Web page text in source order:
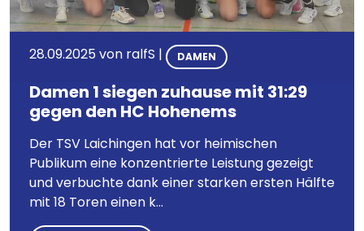
28.09.2025 von ralfS | DAMEN
Damen 1 siegen zuhause mit 31:29
gegen den HC Hohenems
Der TSV Laichingen hat vor heimischen
Publikum eine konzentrierte Leistung gezeigt
und verbuchte dank einer starken ersten Hälfte
mit 18 Toren einen k...